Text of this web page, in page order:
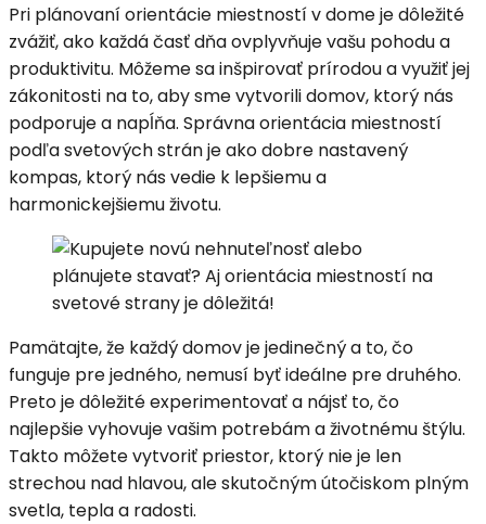
Pri plánovaní orientácie miestností v dome je dôležité
zvážiť, ako každá časť dňa ovplyvňuje vašu pohodu a
produktivitu. Môžeme sa inšpirovať prírodou a využiť jej
zákonitosti na to, aby sme vytvorili domov, ktorý nás
podporuje a napĺňa. Správna orientácia miestností
podľa svetových strán je ako dobre nastavený
kompas, ktorý nás vedie k lepšiemu a
harmonickejšiemu životu.
Pamätajte, že každý domov je jedinečný a to, čo
funguje pre jedného, nemusí byť ideálne pre druhého.
Preto je dôležité experimentovať a nájsť to, čo
najlepšie vyhovuje vašim potrebám a životnému štýlu.
Takto môžete vytvoriť priestor, ktorý nie je len
strechou nad hlavou, ale skutočným útočiskom plným
svetla, tepla a radosti.